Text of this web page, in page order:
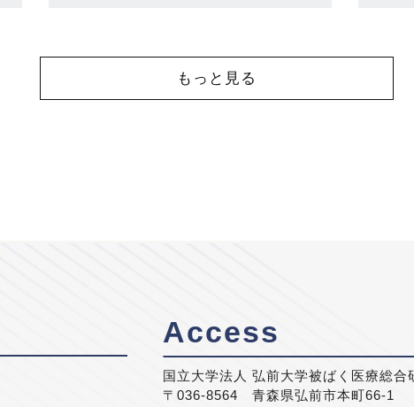
もっと見る
Access
国立大学法人 弘前大学被ばく医療総合
〒036-8564 青森県弘前市本町66-1